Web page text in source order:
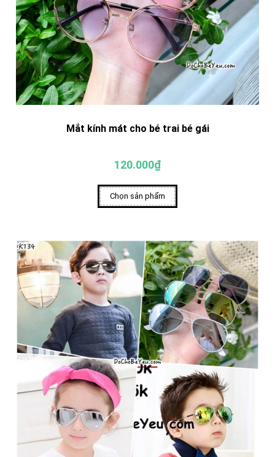
Mắt kính mát cho bé trai bé gái
120.000₫
Chọn sản phẩm